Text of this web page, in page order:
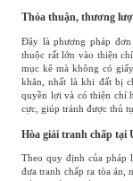
Thỏa thuận, thương
Đây là phương pháp
thuộc rất lớn vào thiện
mục kê mà không có
khăn, nhất là khi đất bị
quyền lợi và có thiện chí
cực, giúp tránh được thủ
Hòa giải tranh chấp tại
Theo quy định của pháp
đưa tranh chấp ra tòa án,